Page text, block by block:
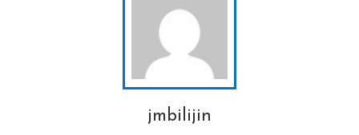
jmbilijin